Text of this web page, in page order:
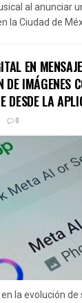
al anunciar
la Ciudad de
EN
IMÁGENES
DESDE LA
0
la evolución de